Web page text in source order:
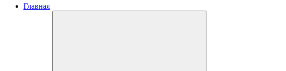
Главная